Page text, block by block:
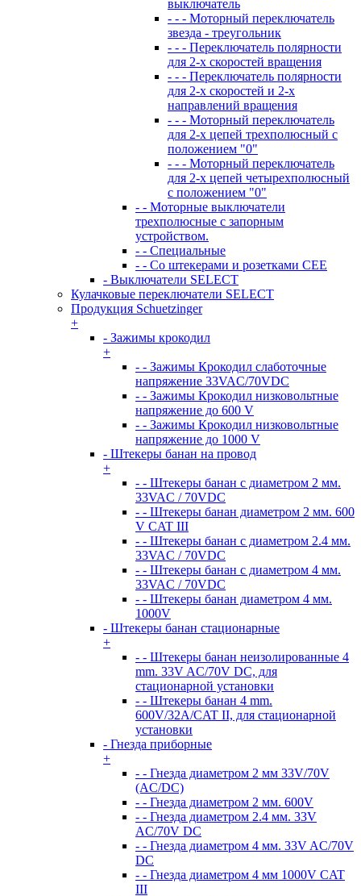
выключатель
- - - Моторный переключатель
звезда - треугольник
- - - Переключатель полярности
для 2-х скоростей вращения
- - - Переключатель полярности
для 2-х скоростей и 2-х
направлений вращения
- - - Моторный переключатель
для 2-х цепей трехполюсный с
положением "0"
- - - Моторный переключатель
для 2-х цепей четырехполюсный
с положением "0"
- - Моторные выключатели
трехполюсные с запорным
устройством.
- - Специальные
- - Со штекерами и розетками СЕЕ
- Выключатели SELECT
Кулачковые переключатели SELECT
Продукция Schuetzinger
+
- Зажимы крокодил
+
- - Зажимы Крокодил слаботочные
напряжение 33VAC/70VDC
- - Зажимы Крокодил низковольтные
напряжение до 600 V
- - Зажимы Крокодил низковольтные
напряжение до 1000 V
- Штекеры банан на провод
+
- - Штекеры банан с диаметром 2 мм.
33VAC / 70VDC
- - Штекеры банан диаметром 2 мм. 600
V CAT III
- - Штекеры банан с диаметром 2.4 мм.
33VAC / 70VDC
- - Штекеры банан с диаметром 4 мм.
33VAC / 70VDC
- - Штекеры банан диаметром 4 мм.
1000V
- Штекеры банан стационарные
+
- - Штекеры банан неизолированные 4
mm. 33V AC/70V DC, для
стационарной установки
- - Штекеры банан 4 mm.
600V/32А/CAT II, для стационарной
установки
- Гнезда приборные
+
- - Гнезда диаметром 2 мм 33V/70V
(AC/DC)
- - Гнезда диаметром 2 мм. 600V
- - Гнезда диаметром 2.4 мм. 33V
AC/70V DC
- - Гнезда диаметром 4 мм. 33V AC/70V
DC
- - Гнезда диаметром 4 мм 1000V CAT
III